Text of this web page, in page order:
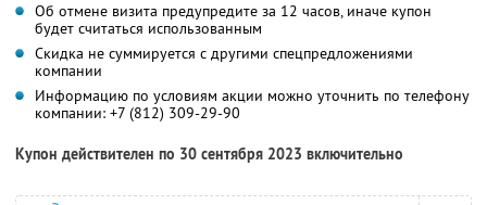
Об отмене визита предупредите за 12 часов, иначе купон
будет считаться использованным
Скидка не суммируется с другими спецпредложениями
компании
Информацию по условиям акции можно уточнить по телефону
компании: +7 (812) 309-29-90
Купон действителен по 30 сентября 2023 включительно